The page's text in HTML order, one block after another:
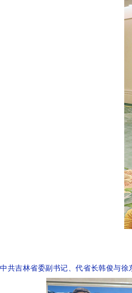
中共吉林省委副书记、代省长韩俊与徐